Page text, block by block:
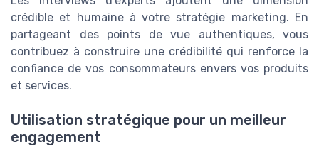
crédible et humaine à votre stratégie marketing. En
partageant des points de vue authentiques, vous
contribuez à construire une crédibilité qui renforce la
confiance de vos consommateurs envers vos produits
et services.
Utilisation stratégique pour un meilleur
engagement